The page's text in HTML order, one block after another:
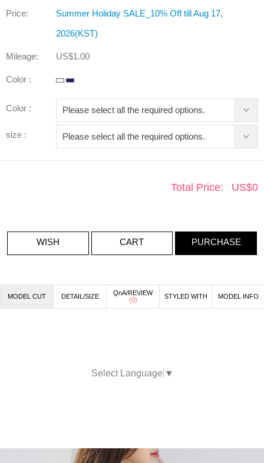
Price:
Summer Holiday SALE_10% Off till Aug 17,
2026(KST)
Mileage: US$1.00
Color :
Color :
size :
Total Price: US$0
WISH CART PURCHASE
MODEL CUT DETAIL/SIZE
QnA/REVIEW
(0) STYLED WITH MODEL INFO
Select Language ▼